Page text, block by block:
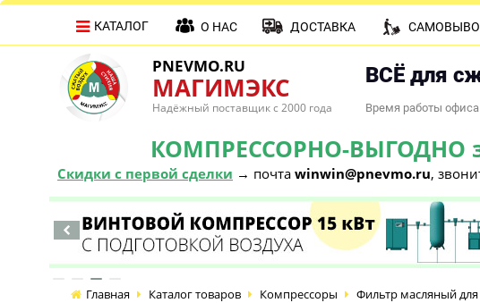
PNEVMO.RU
МАГИМЭКС
Надёжный поставщик с 2000 года
ВСЁ для
Время работы
КОМПРЕССОРНО-ВЫГОДНО
Скидки с первой сделки → почта winwin@pnevmo.ru,
КАТАЛОГ О НАС ДОСТАВКА
Главная Каталог товаров Компрессоры Фильтр масляный